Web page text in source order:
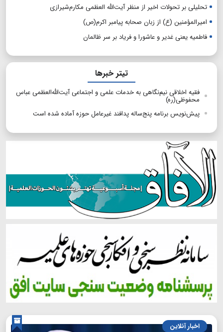
تحلیلی بر تحولات اخیر از منظر آیت‌الله العظمی مکارم‌شیرازی
امیرالمؤمنین (ع) از زبان صحابه پیامبر اکرم(ص)
فاطمیه یعنی غدیر و عاشورا و فریاد بر سر ظالمان
تیتر خبرها
فقیه اخلاقی نیم‌نگاهی به خدمات علمی و اجتماعی آیت‌الله‌العظمی عباس
محفوظی(ره)
پیش‌نویس برنامه پنج‌ساله پدافند غیرعامل حوزه آماده شده است
اخبار آنلاین